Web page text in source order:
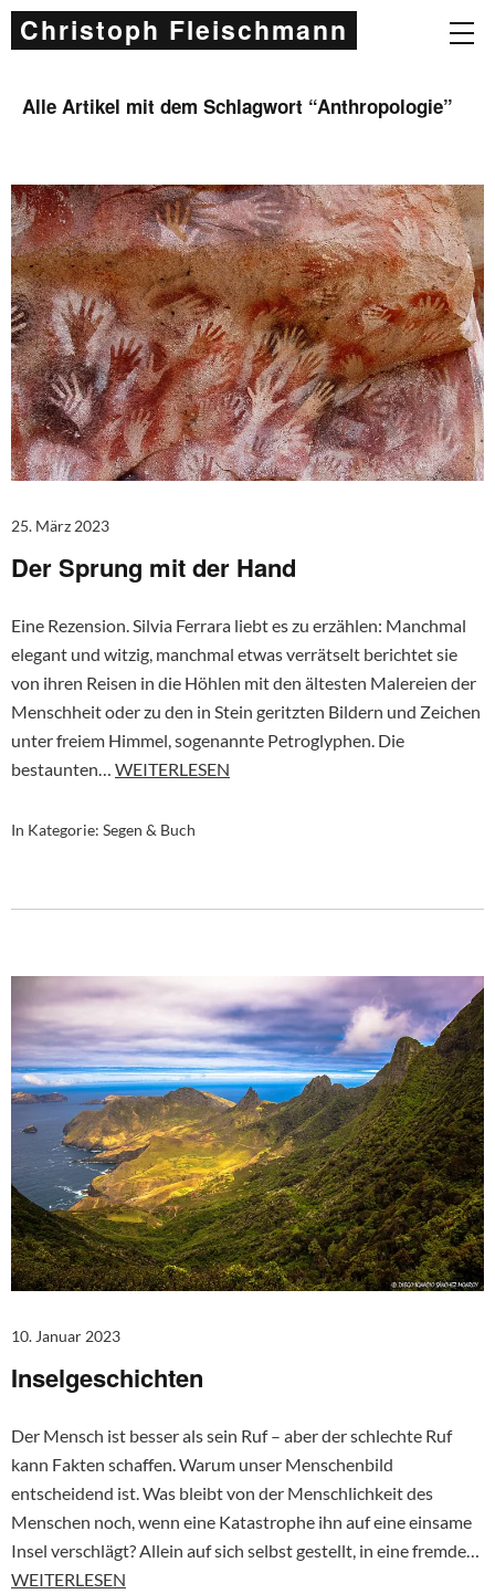
Christoph Fleischmann
Alle Artikel mit dem Schlagwort “Anthropologie”
25. März 2023
Der Sprung mit der Hand
Eine Rezension. Silvia Ferrara liebt es zu erzählen: Manchmal
elegant und witzig, manchmal etwas verrätselt berichtet sie
von ihren Reisen in die Höhlen mit den ältesten Malereien der
Menschheit oder zu den in Stein geritzten Bildern und Zeichen
unter freiem Himmel, sogenannte Petroglyphen. Die
bestaunten… WEITERLESEN
In Kategorie: Segen & Buch
10. Januar 2023
Inselgeschichten
Der Mensch ist besser als sein Ruf – aber der schlechte Ruf
kann Fakten schaffen. Warum unser Menschenbild
entscheidend ist. Was bleibt von der Menschlichkeit des
Menschen noch, wenn eine Katastrophe ihn auf eine einsame
Insel verschlägt? Allein auf sich selbst gestellt, in eine fremde…
WEITERLESEN